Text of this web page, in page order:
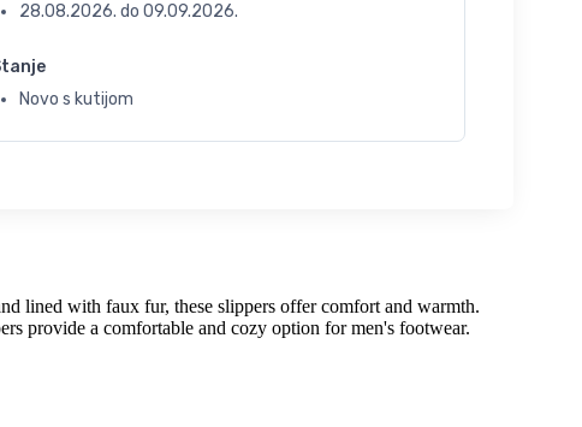
28.08.2026. do 09.09.2026.
Novo s kutijom